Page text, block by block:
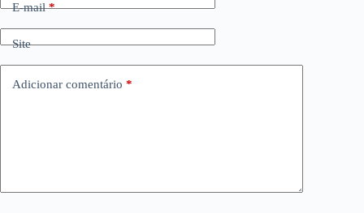
E-mail*
Site
Adicionar comentário *